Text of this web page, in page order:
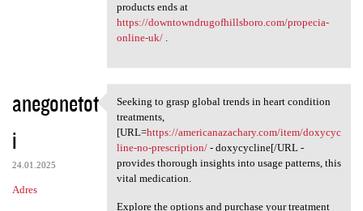
products ends at
https://downtowndrugofhillsboro.com/propecia-
online-uk/.
anegonetot
i
24.01.2025
Adres
Seeking to grasp global
Seeking to grasp global trends in heart condition
treatments,
[URL=https://americanazachary.com/item/doxycyc
line-no-prescription/- doxycycline[/URL -
provides thorough insights into usage patterns, this
vital medication.
Explore the options and purchase your treatment